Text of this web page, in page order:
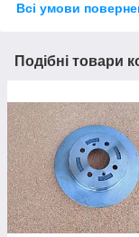
Всі умови
Подібні товари